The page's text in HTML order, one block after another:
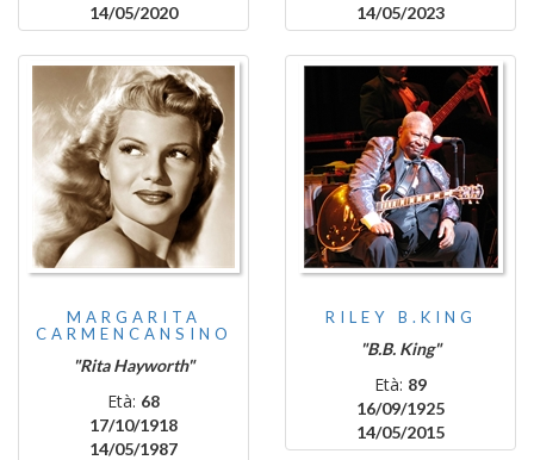
14/05/2020
14/05/2023
MARGARITA
CARMENCANSINO
"Rita Hayworth"
Età: 68
17/10/1918
14/05/1987
RILEY B.KING
"B.B. King"
Età: 89
16/09/1925
14/05/2015